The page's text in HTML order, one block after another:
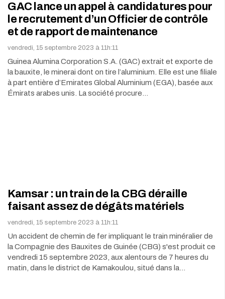
GAC lance un appel à candidatures pour
le recrutement d’un Officier de contrôle
et de rapport de maintenance
vendredi, 15 septembre 2023 à 11h:11
Guinea Alumina Corporation S.A. (GAC) extrait et exporte de
la bauxite, le minerai dont on tire l’aluminium. Elle est une filiale
à part entière d’Emirates Global Aluminium (EGA), basée aux
Émirats arabes unis. La société procure…
Kamsar : un train de la CBG déraille
faisant assez de dégâts matériels
vendredi, 15 septembre 2023 à 11h:11
Un accident de chemin de fer impliquant le train minéralier de
la Compagnie des Bauxites de Guinée (CBG) s'est produit ce
vendredi 15 septembre 2023, aux alentours de 7 heures du
matin, dans le district de Kamakoulou, situé dans la…